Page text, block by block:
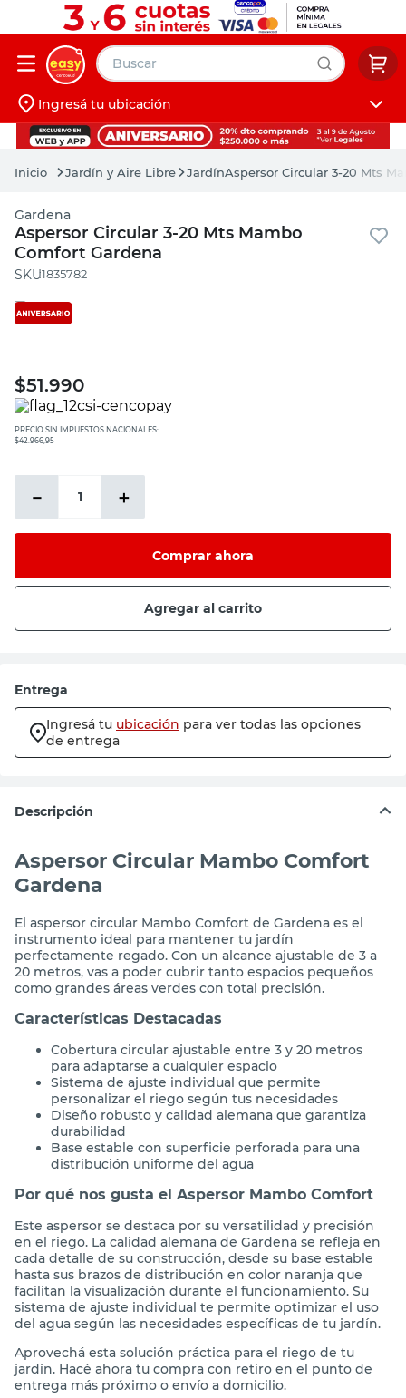
Buscar
Iniciá sesión
Ingresá tu ubicación
Jardín y Aire Libre JardínAspersor Circular 3-20 Mts
Gardena
Aspersor Circular 3-20 Mts Mambo
Comfort Gardena
:1835782
$51.990
PRECIO SIN IMPUESTOS NACIONALES:
$42.966,95
＋
－
Comprar ahora
Agregar al carrito
Entrega
Ingresá tu ubicación para ver todas las opciones
de entrega
Descripción
Aspersor Circular Mambo Comfort
Gardena
El aspersor circular Mambo Comfort de Gardena es el
instrumento ideal para mantener tu jardín
perfectamente regado. Con un alcance ajustable de 3 a
20 metros, vas a poder cubrir tanto espacios pequeños
como grandes áreas verdes con total precisión.
Características Destacadas
Cobertura circular ajustable entre 3 y 20 metros
para adaptarse a cualquier espacio
Sistema de ajuste individual que permite
personalizar el riego según tus necesidades
Diseño robusto y calidad alemana que garantiza
durabilidad
Base estable con superficie perforada para una
distribución uniforme del agua
Por qué nos gusta el Aspersor Mambo Comfort
Este aspersor se destaca por su versatilidad y precisión
en el riego. La calidad alemana de Gardena se refleja en
cada detalle de su construcción, desde su base estable
hasta sus brazos de distribución en color naranja que
facilitan la visualización durante el funcionamiento. Su
sistema de ajuste individual te permite optimizar el uso
del agua según las necesidades específicas de tu jardín.
Aprovechá esta solución práctica para el riego de tu
jardín. Hacé ahora tu compra con retiro en el punto de
entrega más próximo o envío a domicilio.
muebles
pintura
escritorio
puertas
placard